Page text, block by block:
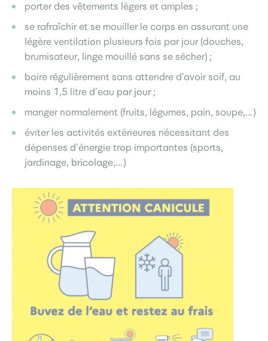
porter des vêtements légers et amples ;
se rafraîchir et se mouiller le corps en assurant une
légère ventilation plusieurs fois par jour (douches,
brumisateur, linge mouillé sans se sécher) ;
boire régulièrement sans attendre d’avoir soif, au
moins 1,5 litre d’eau par jour ;
manger normalement (fruits, légumes, pain, soupe,…)
éviter les activités extérieures nécessitant des
dépenses d’énergie trop importantes (sports,
jardinage, bricolage,…)